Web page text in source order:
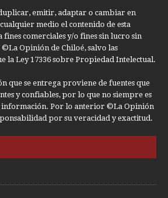
emitir, adaptar o cambiar en
medio el contenido de esta
fines comerciales y/o fines sin lucro sin
Opinión de Chiloé, salvo las
la Ley 17336 sobre Propiedad Intelectual.
que se entrega proviene de fuentes que
y confiables, por lo que no siempre es
Por lo anterior ©La Opinión
por su veracidad y exactitud.